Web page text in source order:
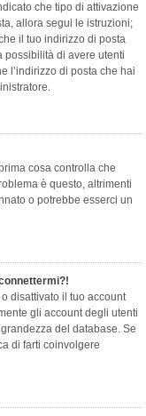
che tipo di attivazione
allora segui le istruzioni;
il tuo indirizzo di posta
possibilità di avere utenti
l’indirizzo di posta che hai
cosa controlla che
è questo, altrimenti
o potrebbe esserci un
disattivato il tuo account
gli account degli utenti
del database. Se
di farti coinvolgere